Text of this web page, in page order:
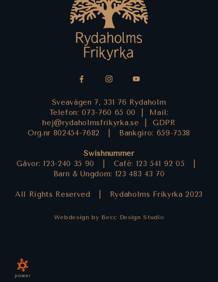
Sveavägen 7, 331 76 Rydaholm
Telefon: 073-760 65 00 |
Mail:
hej@rydaholmsfrikyrka.se
GDPR
Org.nr 802454-7682 |
Bankgiro: 659-7538
Swishnummer
Gåvor: 123-240 35 90 |
Café: 123 541 92 05 |
Barn & Ungdom: 123 483 43 70
All Rights Reserved | Rydaholms Frikyrka 2023
Webdesign by Becc Design Studio